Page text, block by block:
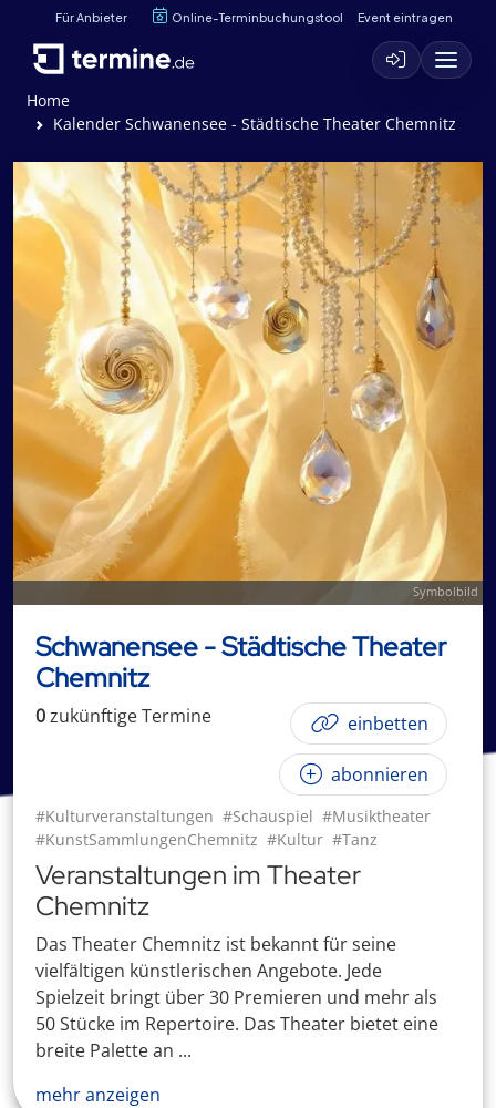
Für Anbieter Online-Terminbuchungstool Event eintragen
Home
Kalender Schwanensee - Städtische Theater Chemnitz
Symbolbild
Schwanensee - Städtische Theater
Chemnitz
0zukünftigeTermine einbetten
abonnieren
#Kulturveranstaltungen #Schauspiel #Musiktheater
#KunstSammlungenChemnitz #Kultur #Tanz
Veranstaltungen im Theater
Chemnitz
Das Theater Chemnitz ist bekannt für seine
vielfältigen künstlerischen Angebote. Jede
Spielzeit bringt über 30 Premieren und mehr als
50 Stücke im Repertoire. Das Theater bietet eine
breite Palette an ...
mehr anzeigen